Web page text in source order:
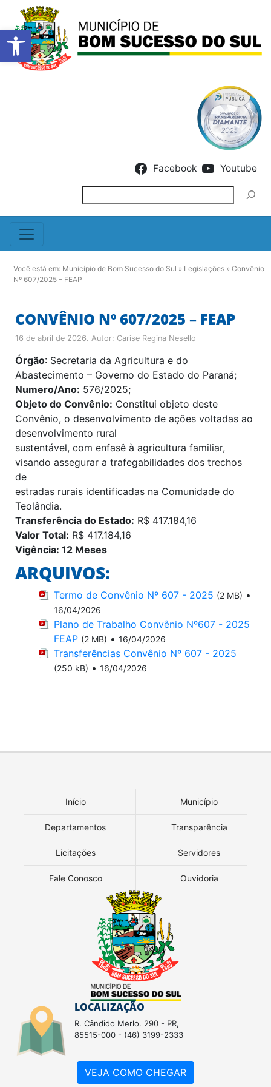
Barra de Ferramentas
Facebook Youtube
Você está em: Município de Bom Sucesso do Sul » Legislações » Convênio
Nº 607/2025 – FEAP
CONVÊNIO Nº 607/2025 – FEAP
16 de abril de 2026. Autor: Carise Regina Nesello
Órgão: Secretaria da Agricultura e do
Abastecimento – Governo do Estado do Paraná;
Numero/Ano: 576/2025;
Objeto do Convênio: Constitui objeto deste
Convênio, o desenvolvimento de ações voltadas ao
desenvolvimento rural
sustentável, com enfasê à agricultura familiar,
visando assegurar a trafegabilidades dos trechos
de
estradas rurais identificadas na Comunidade do
Teolândia.
Transferência do Estado: R$ 417.184,16
Valor Total: R$ 417.184,16
Vigência: 12 Meses
ARQUIVOS:
Termo de Convênio Nº 607 - 2025 (2 MB) •
16/04/2026
Plano de Trabalho Convênio Nº607 - 2025
FEAP (2 MB) • 16/04/2026
Transferências Convênio Nº 607 - 2025
(250 kB) • 16/04/2026
Início Município
Departamentos Transparência
Licitações Servidores
Fale Conosco Ouvidoria
LOCALIZAÇÃO
R. Cândido Merlo. 290 - PR,
85515-000 - (46) 3199-2333
VEJA COMO CHEGAR